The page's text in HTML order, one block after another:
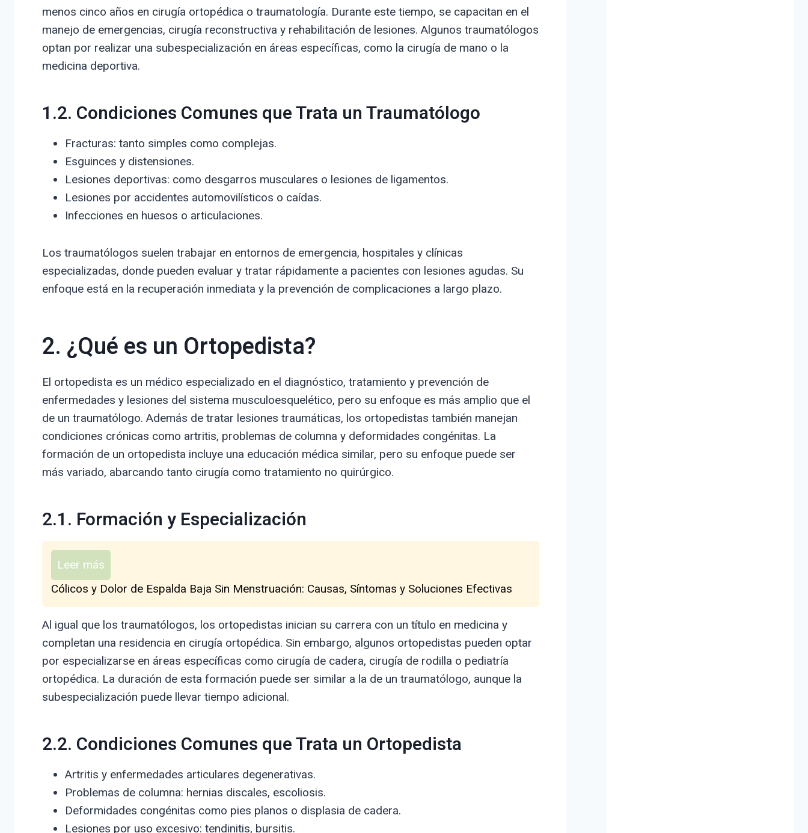
menos cinco años en cirugía ortopédica o traumatología. Durante este tiempo, se capacitan en el
manejo de emergencias, cirugía reconstructiva y rehabilitación de lesiones. Algunos traumatólogos
optan por realizar una subespecialización en áreas específicas, como la cirugía de mano o la
medicina deportiva.
1.2. Condiciones Comunes que Trata un Traumatólogo
Fracturas: tanto simples como complejas.
Esguinces y distensiones.
Lesiones deportivas: como desgarros musculares o lesiones de ligamentos.
Lesiones por accidentes automovilísticos o caídas.
Infecciones en huesos o articulaciones.
Los traumatólogos suelen trabajar en entornos de emergencia, hospitales y clínicas
especializadas, donde pueden evaluar y tratar rápidamente a pacientes con lesiones agudas. Su
enfoque está en la recuperación inmediata y la prevención de complicaciones a largo plazo.
2. ¿Qué es un Ortopedista?
El ortopedista es un médico especializado en el diagnóstico, tratamiento y prevención de
enfermedades y lesiones del sistema musculoesquelético, pero su enfoque es más amplio que el
de un traumatólogo. Además de tratar lesiones traumáticas, los ortopedistas también manejan
condiciones crónicas como artritis, problemas de columna y deformidades congénitas. La
formación de un ortopedista incluye una educación médica similar, pero su enfoque puede ser
más variado, abarcando tanto cirugía como tratamiento no quirúrgico.
2.1. Formación y Especialización
Leer más
Cólicos y Dolor de Espalda Baja Sin Menstruación: Causas, Síntomas y Soluciones Efectivas
Al igual que los traumatólogos, los ortopedistas inician su carrera con un título en medicina y
completan una residencia en cirugía ortopédica. Sin embargo, algunos ortopedistas pueden optar
por especializarse en áreas específicas como cirugía de cadera, cirugía de rodilla o pediatría
ortopédica. La duración de esta formación puede ser similar a la de un traumatólogo, aunque la
subespecialización puede llevar tiempo adicional.
2.2. Condiciones Comunes que Trata un Ortopedista
Artritis y enfermedades articulares degenerativas.
Problemas de columna: hernias discales, escoliosis.
Deformidades congénitas como pies planos o displasia de cadera.
Lesiones por uso excesivo: tendinitis, bursitis.